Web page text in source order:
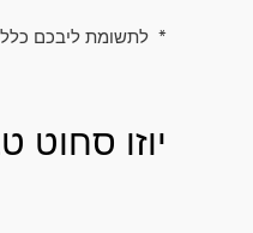
* לתשומת ליבכם כלל
יוזו סחוט